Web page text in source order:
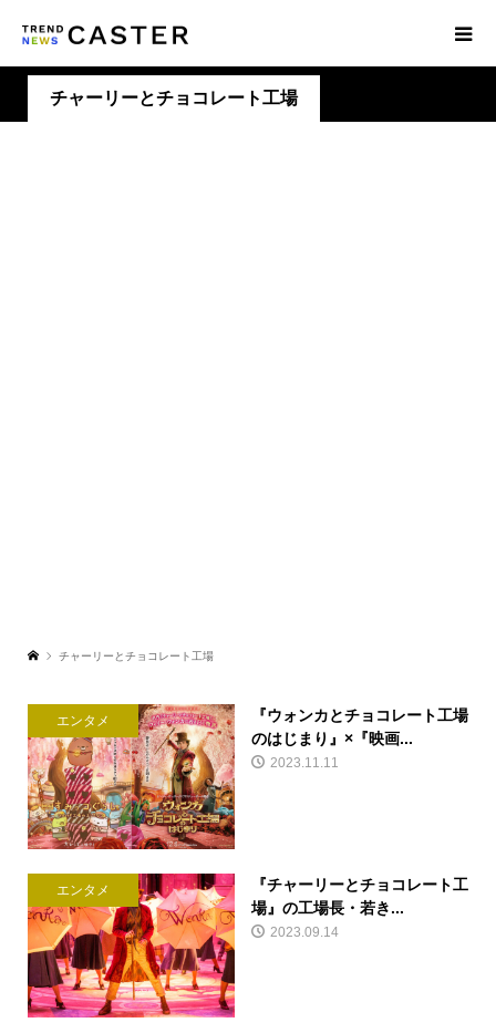
チャーリーとチョコレート工場
チャーリーとチョコレート工場
エンタメ
『ウォンカとチョコレート工場
のはじまり』×『映画...
2023.11.11
エンタメ
『チャーリーとチョコレート工
場』の工場長・若き...
2023.09.14